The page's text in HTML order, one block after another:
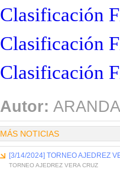
Clasificación
Clasificación
Clasificación
Autor:
MÁS NOTICIAS
[3/14/2024] TORNEO AJEDREZ
TORNEO AJEDREZ VERA CRUZ